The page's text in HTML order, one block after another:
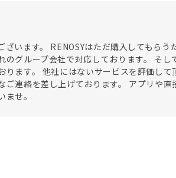
ざいます。 RENOSYはただ購入してもら
のグループ会社で対応しております。 そ
ります。 他社にはないサービスを評価し
連絡を差し上げております。 アプリや直
せ。